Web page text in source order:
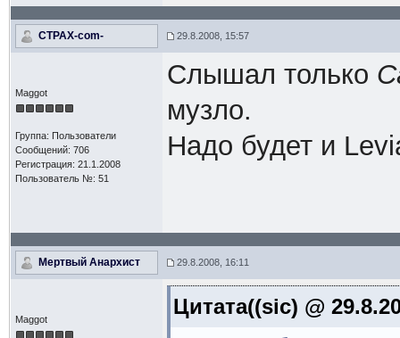
CTPAX-com- 29.8.2008, 15:57
Maggot
Группа: Пользователи
Сообщений: 706
Регистрация: 21.1.2008
Пользователь №: 51
Слышал только
музло.
Надо будет и
Мертвый Анархист 29.8.2008, 16:11
Maggot
Цитата((sic) @